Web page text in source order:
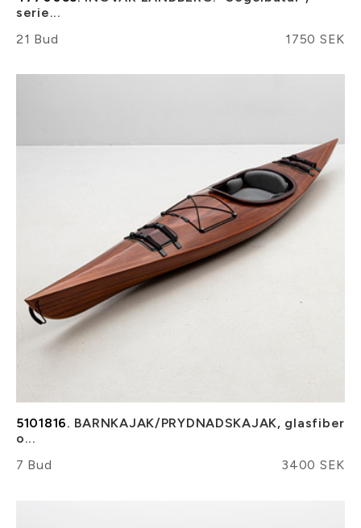
serie...
21 Bud
1750 SEK
5101816. BARNKAJAK/PRYDNADSKAJAK, glasfiber
o...
7 Bud
3400 SEK